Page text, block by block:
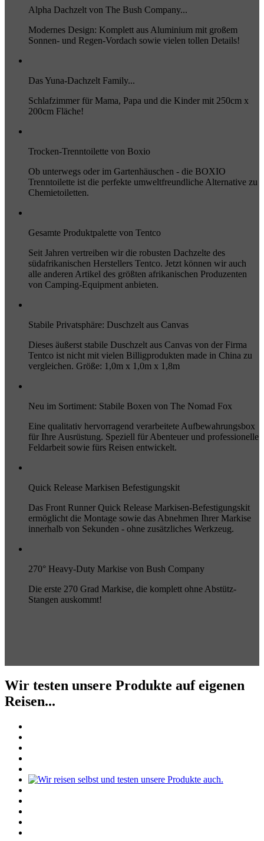
Alpha Dachzelt von The Bush Company...
Modernes Design: Komplett aus Aluminium mit großem
Sonnen- und Regen-Vordach sowie vielen tollen Details!
Das Yuna-Dachzelt Family...
Schlafzimmer für Mama, Papa und die Kinder mit 250cm x
200cm Fläche!
Trocken-Trenntoilette von Boxio
Ob unterwegs oder im Gartenhäuschen - die BOXIO
Trenntoilette ist die perfekte umweltfreundliche Alternative zu
Chemietoiletten.
Gesamte Produktpalette von Tentco
Seit Jahren vertreiben wir die robusten Dachzelte des
südafrikanischen Herstellers Tentco. Jetzt können wir auch
alle anderen Artikel des größten afrikanischen Produzenten
von Camping-Equipment anbieten.
Stabile Privatsphäre: Duschzelt aus Canvas
Dieses äußerst stabile Duschzelt aus Canvas von der Firma
Tentco ist nicht mit vielen Billigprodukten made in China zu
vergleichen. Größe: 1,0m x 1,0m x 1,8m
Neu im Sortiment: Stabile Boxen von The Nomad Fox
Eine qualitativ hervorragend verarbeitete Aufbewahrungsbox
für Ihre Ausrüstung. Speziell für Abenteuer und professionelle
Feldarbeit sowie fürs Reisen entwickelt.
Quick Release Markisen Befestigungskit
Das Front Runner Quick Release Markisen-Befestigungskit
ermöglicht die Montage sowie das Abnehmen Ihrer Markise
innerhalb von Sekunden - ohne zusätzliches Werkzeug.
270° Heavy-Duty Markise von Bush Company
Die erste 270 Grad Markise, die komplett ohne Abstütz-
Stangen auskommt!
Wir testen unsere Produkte auf eigenen
Reisen...